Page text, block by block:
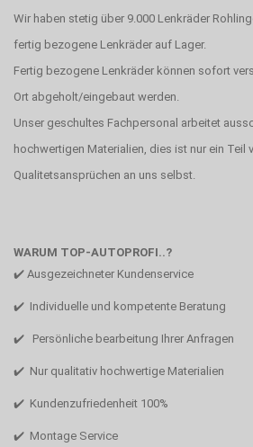
Wir haben stetig über 9.000 Lenkräder
fertig bezogene Lenkräder auf Lager.
Fertig bezogene Lenkräder können sofort
Ort abgeholt/eingebaut werden.
Unser geschultes Fachpersonal arbeitet
hochwertigen Materialien, dies ist nur ein Teil
Qualitetsansprüchen an uns selbst.
WARUM TOP-AUTOPROFI..?
✔️ Ausgezeichneter Kundenservice
✔️ Individuelle und kompetente Beratung
✔️ Persönliche bearbeitung Ihrer Anfragen
✔️ Nur qualitativ hochwertige Materialien
✔️ Kundenzufriedenheit 100%
✔️ Montage Service